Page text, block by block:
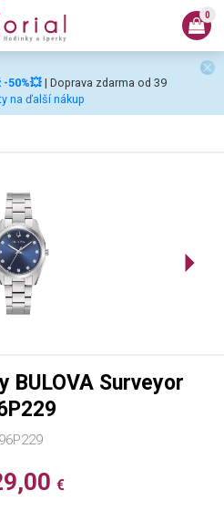
-50%💥 | Doprava zdarma od 39
na ďalší nákup
0
96P229
BULOVA Surveyor
€